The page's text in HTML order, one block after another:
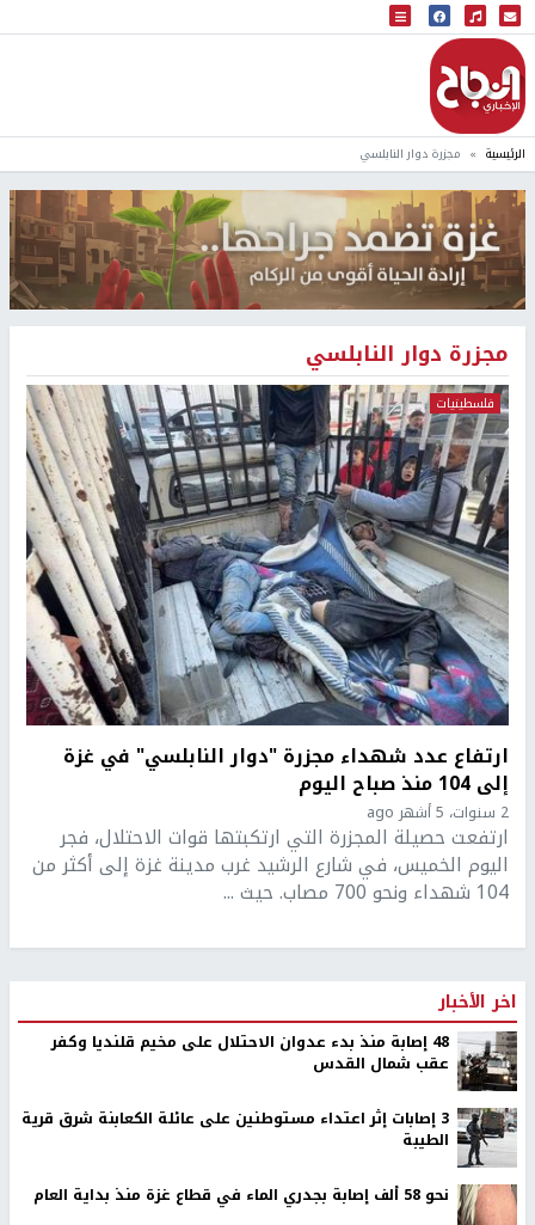
البث المباشر
إذاعة النجاح
الرئيسية مجزرة دوار النابلسي
مجزرة دوار النابلسي
فلسطينيات
ارتفاع عدد شهداء مجزرة "دوار النابلسي" في غزة
إلى 104 منذ صباح اليوم
2 سنوات، 5 أشهر ago
ارتفعت حصيلة المجزرة التي ارتكبتها قوات الاحتلال، فجر
اليوم الخميس، في شارع الرشيد غرب مدينة غزة إلى أكثر من
104 شهداء ونحو 700 مصاب. حيث ...
اخر الأخبار
48 إصابة منذ بدء عدوان الاحتلال على مخيم قلنديا وكفر
عقب شمال القدس
‏3 إصابات إثر اعتداء مستوطنين على عائلة الكعابنة شرق قرية
الطيبة
نحو 58 ألف إصابة بجدري الماء في قطاع غزة منذ بداية العام